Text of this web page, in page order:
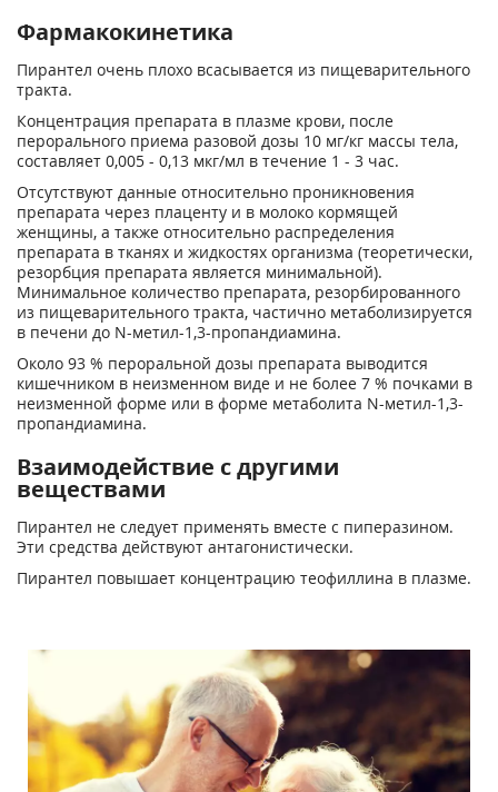
Фармакокинетика
Пирантел очень плохо всасывается из пищеварительного
тракта.
Концентрация препарата в плазме крови, после
перорального приема разовой дозы 10 мг/кг массы тела,
составляет 0,005 - 0,13 мкг/мл в течение 1 - 3 час.
Отсутствуют данные относительно проникновения
препарата через плаценту и в молоко кормящей
женщины, а также относительно распределения
препарата в тканях и жидкостях организма (теоретически,
резорбция препарата является минимальной).
Минимальное количество препарата, резорбированного
из пищеварительного тракта, частично метаболизируется
в печени до N-метил-1,3-пропандиамина.
Около 93 % пероральной дозы препарата выводится
кишечником в неизменном виде и не более 7 % почками в
неизменной форме или в форме метаболита N-метил-1,3-
пропандиамина.
Взаимодействие с другими
веществами
Пирантел не следует применять вместе с пиперазином.
Эти средства действуют антагонистически.
Пирантел повышает концентрацию теофиллина в плазме.